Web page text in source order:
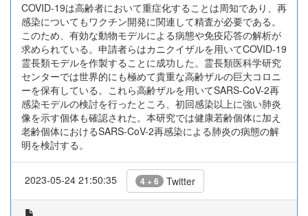
COVID-19は高齢者において重症化することは周知であり、再
感染についてもワクチン開発に関連して精査が必要である。
このため、有効な動物モデルによる病態や免疫応答の解析が
求められている。申請者らはカニクイザルを用いてCOVID-19
霊長類モデルを作製することに成功した。霊長類医科学研究
センターでは世界的にも極めて貴重な高齢ザルの巨大コロニ
ーを保有している。これら高齢ザルを用いてSARS-CoV-2再
感染モデルの検討を行ったところ、初回感染以上に強い肺炎
像を示す個体も確認された。本研究では健康若齢個体に加え
老齢個体におけるSARS-CoV-2再感染による肺炎の病態の解
明を検討する。
2023-05-24 21:50:35 4 + 6 Twitter